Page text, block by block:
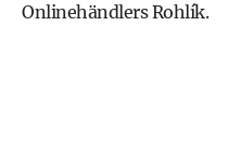
Onlinehändlers Rohlík.